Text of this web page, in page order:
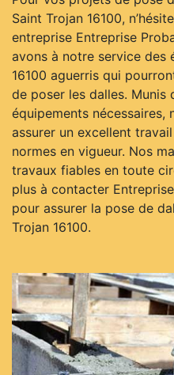
Saint Trojan 16100,
entreprise Entreprise
avons à notre service des
16100 aguerris qui
de poser les dalles. Munis
équipements
assurer un excellent
normes en vigueur. Nos
travaux fiables en toute
plus à contacter
pour assurer la pose de
Trojan 16100.